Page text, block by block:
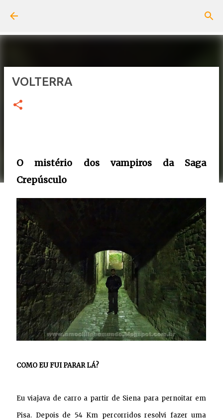
VOLTERRA
O mistério dos vampiros da Saga
Crepúsculo
COMO EU FUI PARAR LÁ?
Eu viajava de carro a partir de Siena para pernoitar em
Pisa. Depois de 54 Km percorridos resolvi fazer uma